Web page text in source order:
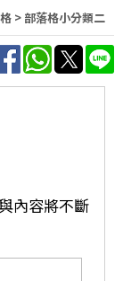
> 部落格小分類二
內容將不斷